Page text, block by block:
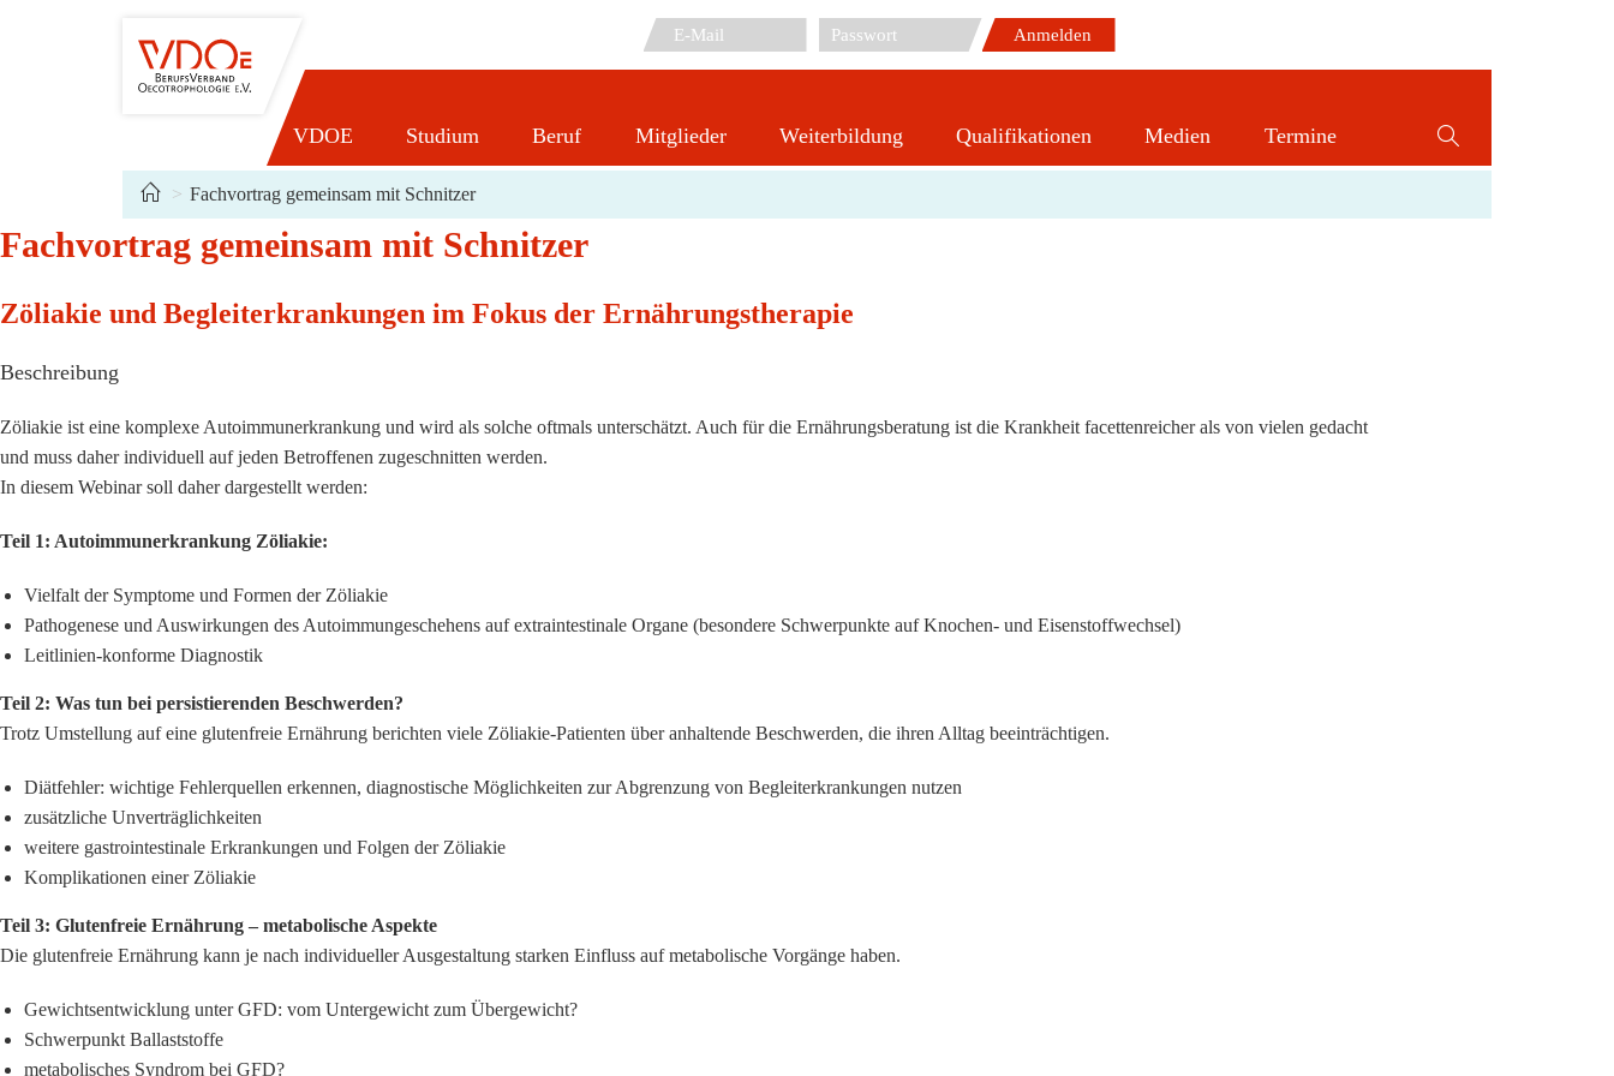
VDOE Studium Beruf Mitglieder Weiterbildung Qualifikationen Medien Termine
Website-
Suche
umschalten
Fachvortrag gemeinsam mit Schnitzer
> Fachvortrag gemeinsam mit Schnitzer
Fachvortrag gemeinsam mit Schnitzer
Zöliakie und Begleiterkrankungen im Fokus der Ernährungstherapie
Beschreibung
Zöliakie ist eine komplexe Autoimmunerkrankung und wird als solche oftmals unterschätzt. Auch für die Ernährungsberatung ist die Krankheit facettenreicher als von vielen gedacht
und muss daher individuell auf jeden Betroffenen zugeschnitten werden.
In diesem Webinar soll daher dargestellt werden:
Teil 1: Autoimmunerkrankung Zöliakie:
Vielfalt der Symptome und Formen der Zöliakie
Pathogenese und Auswirkungen des Autoimmungeschehens auf extraintestinale Organe (besondere Schwerpunkte auf Knochen- und Eisenstoffwechsel)
Leitlinien-konforme Diagnostik
Teil 2: Was tun bei persistierenden Beschwerden?
Trotz Umstellung auf eine glutenfreie Ernährung berichten viele Zöliakie-Patienten über anhaltende Beschwerden, die ihren Alltag beeinträchtigen.
Diätfehler: wichtige Fehlerquellen erkennen, diagnostische Möglichkeiten zur Abgrenzung von Begleiterkrankungen nutzen
zusätzliche Unverträglichkeiten
weitere gastrointestinale Erkrankungen und Folgen der Zöliakie
Komplikationen einer Zöliakie
Teil 3: Glutenfreie Ernährung – metabolische Aspekte
Die glutenfreie Ernährung kann je nach individueller Ausgestaltung starken Einfluss auf metabolische Vorgänge haben.
Gewichtsentwicklung unter GFD: vom Untergewicht zum Übergewicht?
Schwerpunkt Ballaststoffe
metabolisches Syndrom bei GFD?